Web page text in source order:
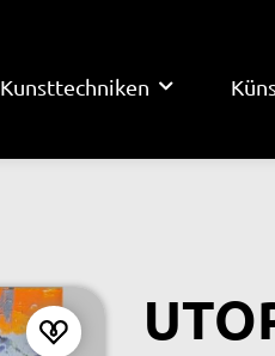
Kunsttechniken